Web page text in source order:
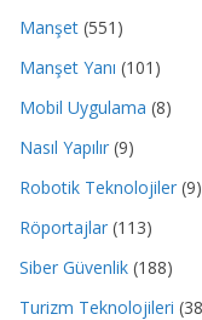
Manşet (551)
Manşet Yanı (101)
Mobil Uygulama (8)
Nasıl Yapılır (9)
Robotik Teknolojiler (9)
Röportajlar (113)
Siber Güvenlik (188)
Turizm Teknolojileri